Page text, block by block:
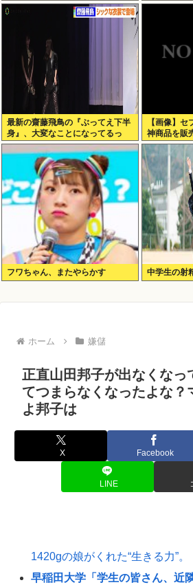
最新の齋藤飛鳥の『ぶってえ下半
身』、大変なことになってるっ
て...
【画像】
神商品を販
フワちゃん、またやらかす 中学生の射
ホーム 嫌儲
正直山田邦子が出なくなっ
てつまらなくなったよな？
よ邦子は
X Facebook
LINE
1420gの娘がくれた“生きる力”。
早稲田大学「学生の皆さん、近